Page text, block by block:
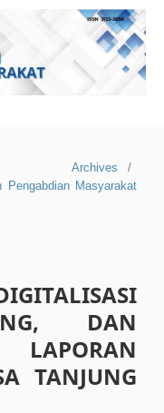
Archives
/
Masyarakat
DAN
TANJUNG